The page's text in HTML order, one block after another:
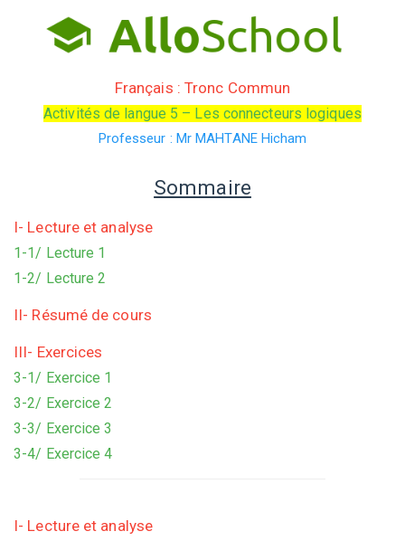
Français : Tronc Commun
Activités de langue 5 – Les connecteurs logiques
Professeur : Mr MAHTANE Hicham
Sommaire
I- Lecture et analyse
1-1/ Lecture 1
1-2/ Lecture 2
II- Résumé de cours
III- Exercices
3-1/ Exercice 1
3-2/ Exercice 2
3-3/ Exercice 3
3-4/ Exercice 4
I- Lecture et analyse